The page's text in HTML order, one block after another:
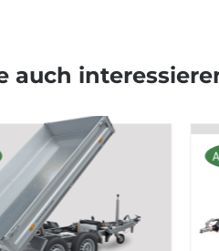
auch
Angebot!